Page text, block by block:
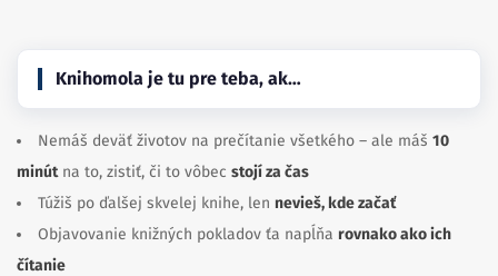
Knihomola je tu pre teba, ak…
Nemáš deväť životov na prečítanie všetkého – ale máš 10
minútna to, zistiť, či to vôbec stojí za čas
Túžiš po ďalšej skvelej knihe, len nevieš, kde začať
Objavovanie knižných pokladov ťa napĺňa rovnako ako ich
čítanie